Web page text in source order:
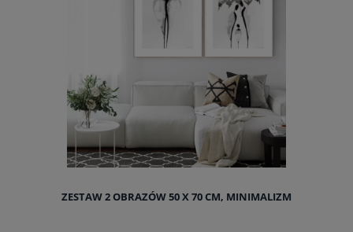
ZESTAW 2 OBRAZÓW 50 X 70 CM, MINIMALIZM